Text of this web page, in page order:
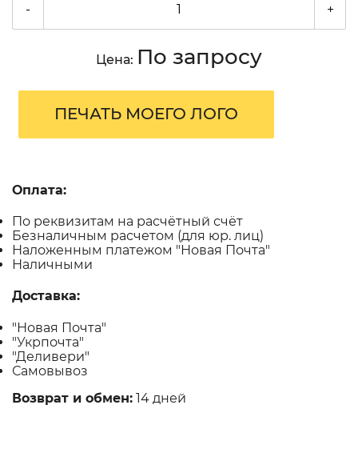
- +
Цена: По запросу
ПЕЧАТЬ МОЕГО ЛОГО
Оплата:
По реквизитам на расчётный счёт
Безналичным расчетом (для юр. лиц)
Наложенным платежом "Новая Почта"
Наличными
Доставка:
"Новая Почта"
"Укрпочта"
"Деливери"
Самовывоз
Возврат и обмен: 14 дней